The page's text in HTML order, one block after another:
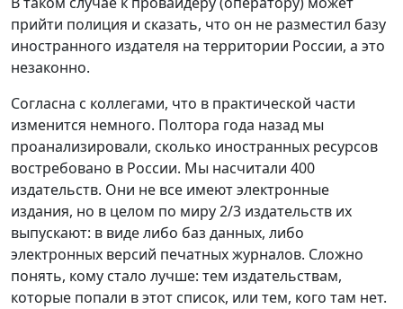
прийти полиция и сказать, что он не разместил базу
иностранного издателя на территории России, а это
незаконно.
Согласна с коллегами, что в практической части
изменится немного. Полтора года назад мы
проанализировали, сколько иностранных ресурсов
востребовано в России. Мы насчитали 400
издательств. Они не все имеют электронные
издания, но в целом по миру 2/3 издательств их
выпускают: в виде либо баз данных, либо
электронных версий печатных журналов. Сложно
понять, кому стало лучше: тем издательствам,
которые попали в этот список, или тем, кого там нет.